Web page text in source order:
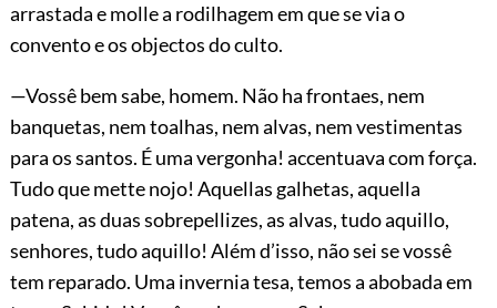
arrastada e molle a rodilhagem em que se via o
convento e os objectos do culto.
—Vossê bem sabe, homem. Não ha frontaes, nem
banquetas, nem toalhas, nem alvas, nem vestimentas
para os santos. É uma vergonha! accentuava com força.
Tudo que mette nojo! Aquellas galhetas, aquella
patena, as duas sobrepellizes, as alvas, tudo aquillo,
senhores, tudo aquillo! Além d’isso, não sei se vossê
tem reparado. Uma inverniatesa, temos a abobada em